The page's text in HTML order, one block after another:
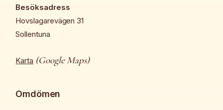
Besöksadress
Hovslagarevägen 31
Sollentuna
Karta (Google Maps)
Omdömen